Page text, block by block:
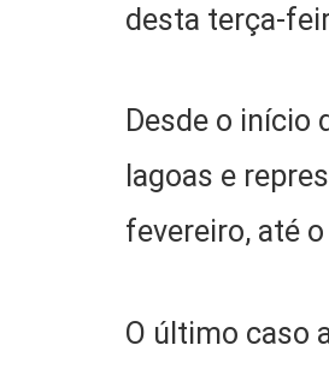
desta terça-
Desde o início
lagoas e
fevereiro, até
O último caso